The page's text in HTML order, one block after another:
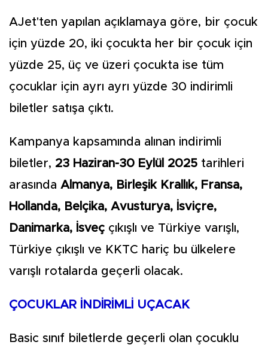
AJet'ten yapılan açıklamaya göre, bir çocuk
için yüzde 20, iki çocukta her bir çocuk için
yüzde 25, üç ve üzeri çocukta ise tüm
çocuklar için ayrı ayrı yüzde 30 indirimli
biletler satışa çıktı.
Kampanya kapsamında alınan indirimli
biletler, 23 Haziran-30 Eylül 2025 tarihleri
arasında Almanya, Birleşik Krallık, Fransa,
Hollanda, Belçika, Avusturya, İsviçre,
Danimarka, İsveç çıkışlı ve Türkiye varışlı,
Türkiye çıkışlı ve KKTC hariç bu ülkelere
varışlı rotalarda geçerli olacak.
ÇOCUKLAR İNDİRİMLİ UÇACAK
Basic sınıf biletlerde geçerli olan çocuklu